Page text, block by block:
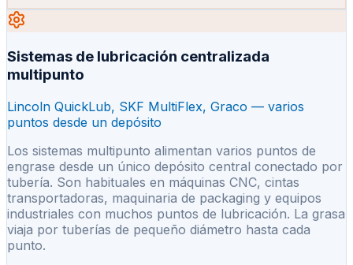
Sistemas de lubricación centralizada
multipunto
Lincoln QuickLub, SKF MultiFlex, Graco — varios
puntos desde un depósito
Los sistemas multipunto alimentan varios puntos de
engrase desde un único depósito central conectado por
tubería. Son habituales en máquinas CNC, cintas
transportadoras, maquinaria de packaging y equipos
industriales con muchos puntos de lubricación. La grasa
viaja por tuberías de pequeño diámetro hasta cada
punto.